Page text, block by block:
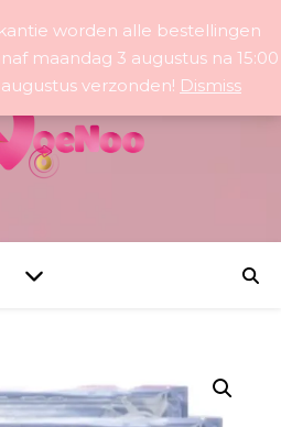
worden alle bestellingen
maandag 3 augustus na 15:00
verzonden! Dismiss